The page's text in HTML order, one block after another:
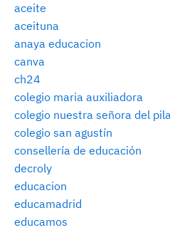
aceite
aceituna
anaya educacion
canva
ch24
colegio maria auxiliadora
colegio nuestra señora del
colegio san agustín
consellería de educación
decroly
educacion
educamadrid
educamos